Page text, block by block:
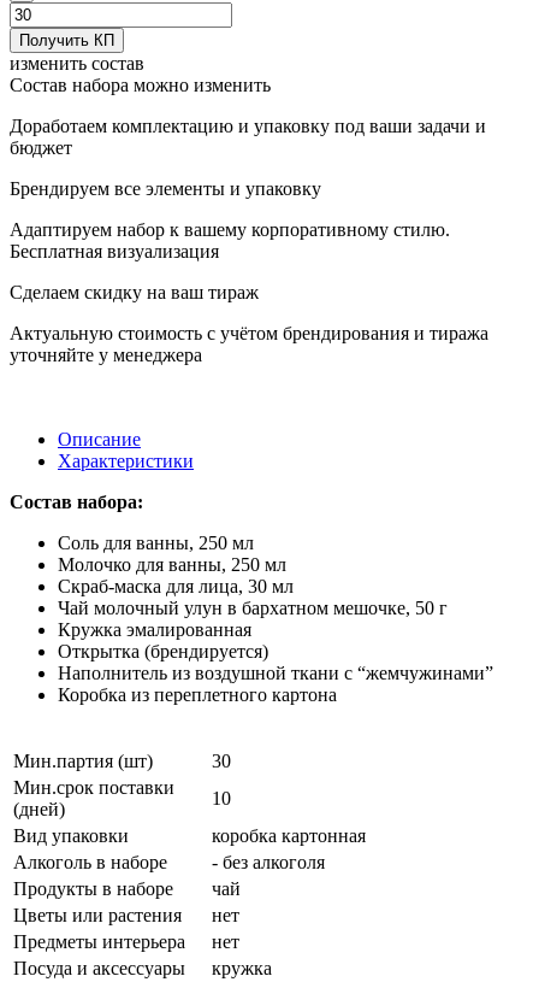
Получить КП
изменить состав
Состав набора можно изменить
Доработаем комплектацию и упаковку под ваши задачи и
бюджет
Брендируем все элементы и упаковку
Адаптируем набор к вашему корпоративному стилю.
Бесплатная визуализация
Сделаем скидку на ваш тираж
Актуальную стоимость с учётом брендирования и тиража
уточняйте у менеджера
Описание
Характеристики
Состав набора:
Соль для ванны, 250 мл
Молочко для ванны, 250 мл
Скраб-маска для лица, 30 мл
Чай молочный улун в бархатном мешочке, 50 г
Кружка эмалированная
Открытка (брендируется)
Наполнитель из воздушной ткани с “жемчужинами”
Коробка из переплетного картона
Мин.партия (шт)
30
Мин.срок поставки
(дней)
10
Вид упаковки
коробка картонная
Алкоголь в наборе
- без алкоголя
Продукты в наборе
чай
Цветы или растения
нет
Предметы интерьера
нет
Посуда и аксессуары
кружка